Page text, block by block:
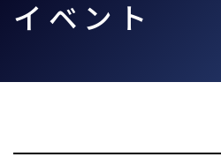
イベント